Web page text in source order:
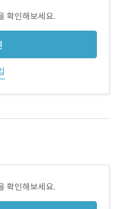
확인해보세요.
확인해보세요.